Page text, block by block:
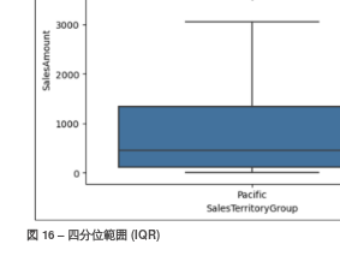
図 16 – 四分位範囲 (IQR)